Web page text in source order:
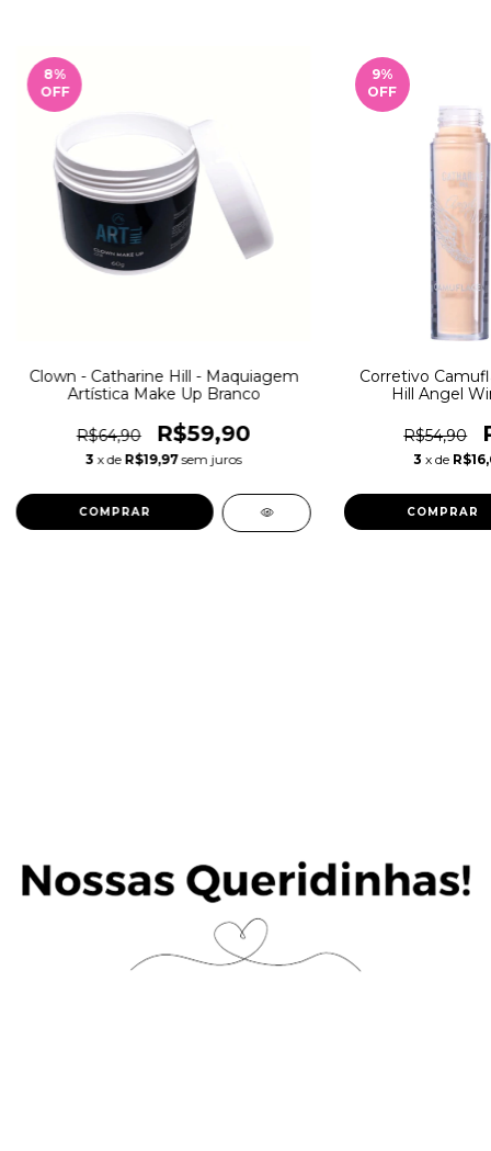
8%
OFF
Clown - Catharine Hill - Maquiagem
Artística Make Up Branco
R$64,90 R$59,90
3 x de R$19,97 sem juros
9%
OFF
Corretivo
Hill Angel
R$54,90
3 x de
COMPRAR